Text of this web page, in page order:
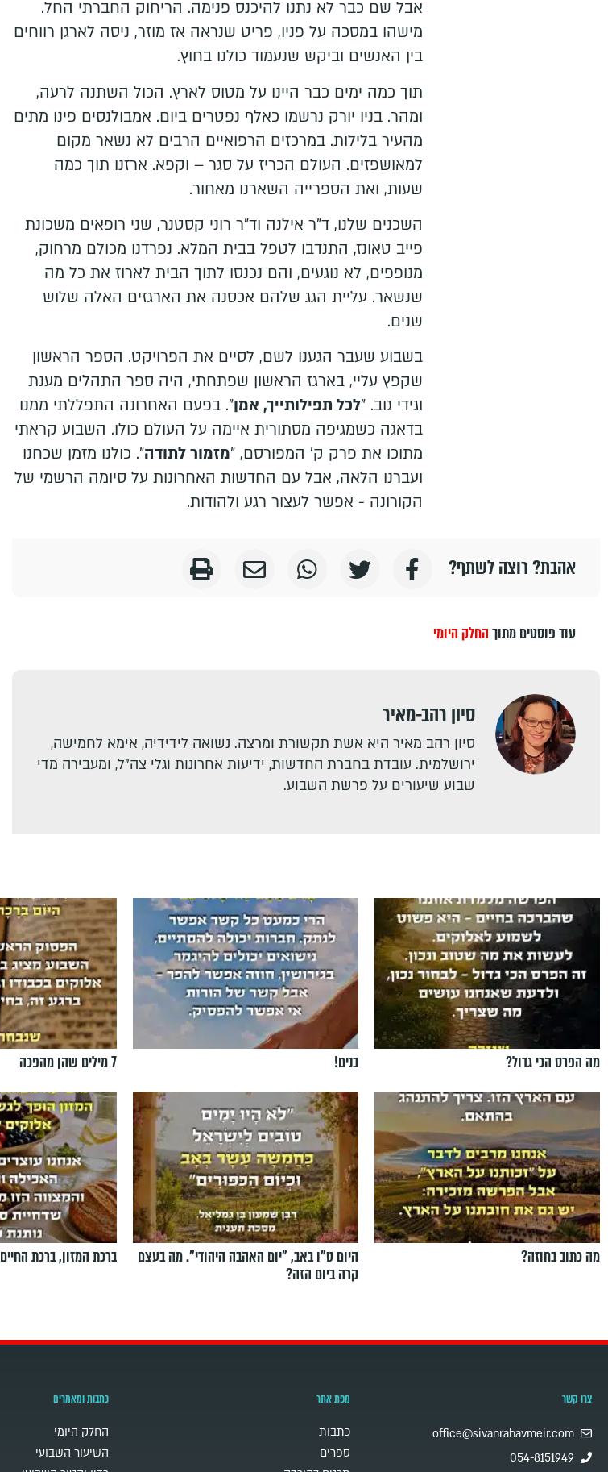
אבל שם כבר לא נתנו להיכנס פנימה. הריחוק החברתי החל.
מישהו במסכה על פניו, פריט שנראה אז מוזר, ניסה לארגן רווחים
בין האנשים וביקש שנעמוד כולנו בחוץ.
תוך כמה ימים כבר היינו על מטוס לארץ. הכול השתנה לרעה,
ומהר. בניו יורק נרשמו כאלף נפטרים ביום. אמבולנסים פינו מתים
מהעיר בלילות. במרכזים הרפואיים הרבים לא נשאר מקום
למאושפזים. העולם הכריז על סגר – וקפא. ארזנו תוך כמה
שעות, ואת הספרייה השארנו מאחור.
השכנים שלנו, ד"ר אילנה וד"ר רוני קסטנר, שני רופאים משכונת
פייב טאונז, התנדבו לטפל בבית המלא. נפרדנו מכולם מרחוק,
מנופפים, לא נוגעים, והם נכנסו לתוך הבית לארוז את כל מה
שנשאר. עליית הגג שלהם אכסנה את הארגזים האלה שלוש
שנים.
בשבוע שעבר הגענו לשם, לסיים את הפרויקט. הספר הראשון
שקפץ עליי, בארגז הראשון שפתחתי, היה ספר התהלים מענת
וגידי גוב. "לכל תפילותייך, אמן". בפעם האחרונה התפללתי ממנו
בדאגה כשמגיפה מסתורית איימה על העולם כולו. השבוע קראתי
מתוכו את פרק ק' המפורסם, "מזמור לתודה". כולנו מזמן שכחנו
ועברנו הלאה, אבל עם החדשות האחרונות על סיומה הרשמי של
הקורונה - אפשר לעצור רגע ולהודות.
אהבת? רוצה לשתף?
עוד פוסטים מתוךהחלק היומי
סיון רהב-מאיר
סיון רהב מאיר היא אשת תקשורת ומרצה. נשואה לידידיה, אימא לחמישה,
ירושלמית. עובדת בחברת החדשות, ידיעות אחרונות וגלי צה"ל, ומעבירה מדי
שבוע שיעורים על פרשת השבוע.
מה הפרס הכי גדול? בנים! 7 מילים שהן מהפכה
מה כתוב בחוזה?
היום ט"ו באב, ”יום האהבה היהודי". מה בעצם
קרה ביום הזה?
ברכת המזון, ברכת החיים
צרו קשר
office@sivanrahavmeir.com
054-8151949
מפת אתר
כתבות
ספרים
כתבות ומאמרים
החלק היומי
השיעור השבועי